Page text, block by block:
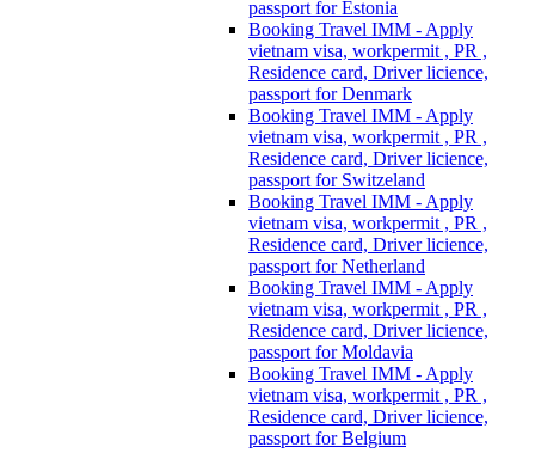
passport for Estonia
Booking Travel IMM - Apply
vietnam visa, workpermit , PR ,
Residence card, Driver licience,
passport for Denmark
Booking Travel IMM - Apply
vietnam visa, workpermit , PR ,
Residence card, Driver licience,
passport for Switzeland
Booking Travel IMM - Apply
vietnam visa, workpermit , PR ,
Residence card, Driver licience,
passport for Netherland
Booking Travel IMM - Apply
vietnam visa, workpermit , PR ,
Residence card, Driver licience,
passport for Moldavia
Booking Travel IMM - Apply
vietnam visa, workpermit , PR ,
Residence card, Driver licience,
passport for Belgium